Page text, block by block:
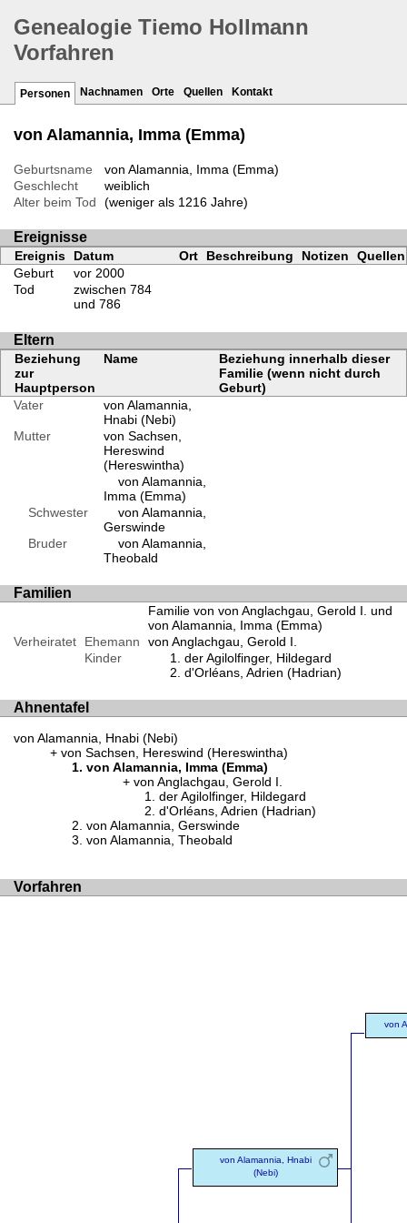
Genealogie Tiemo Hollmann
Vorfahren
Personen Nachnamen Orte Quellen Kontakt
von Alamannia, Imma (Emma)
Geburtsname
von Alamannia, Imma (Emma)
Geschlecht
weiblich
Alter beim Tod
(weniger als 1216 Jahre)
Ereignisse
Ereignis Datum Ort Beschreibung Notizen
Quellen
Geburt
vor 2000
Tod
zwischen 784
und 786
Eltern
Beziehung
zur
Hauptperson
Name
Beziehung innerhalb dieser
Familie (wenn nicht durch
Geburt)
Vater
von Alamannia,
Hnabi (Nebi)
Mutter
von Sachsen,
Hereswind
(Hereswintha)
von Alamannia,
Imma (Emma)
Schwester
von Alamannia,
Gerswinde
Bruder
von Alamannia,
Theobald
Familien
Familie von von Anglachgau, Gerold I. und
von Alamannia, Imma (Emma)
Verheiratet
Ehemann
von Anglachgau, Gerold I.
Kinder
der Agilolfinger, Hildegard
d'Orléans, Adrien (Hadrian)
Ahnentafel
von Alamannia, Hnabi (Nebi)
von Sachsen, Hereswind (Hereswintha)
von Alamannia, Imma (Emma)
von Anglachgau, Gerold I.
der Agilolfinger, Hildegard
d'Orléans, Adrien (Hadrian)
von Alamannia, Gerswinde
von Alamannia, Theobald
Vorfahren
von Alamannia, Hnabi
(Nebi)
von